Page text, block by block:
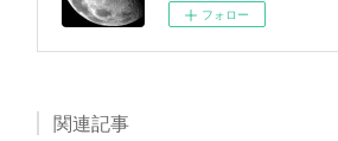
フォロー
関連記事